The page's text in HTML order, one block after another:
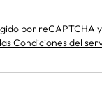
por reCAPTCHA
las Condiciones del